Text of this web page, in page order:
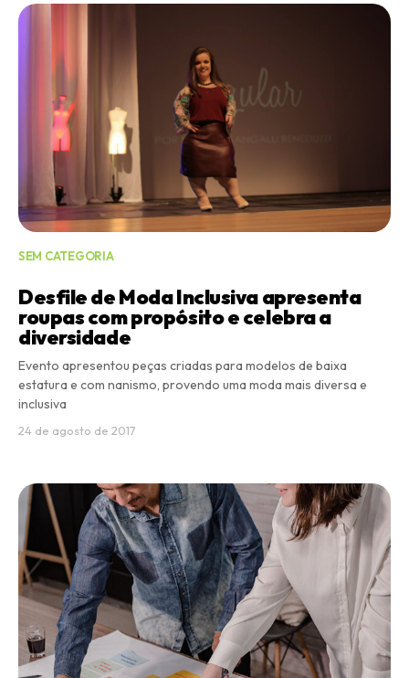
SEM CATEGORIA
Desfile de Moda Inclusiva apresenta
roupas com propósito e celebra a
diversidade
Evento apresentou peças criadas para modelos de baixa
estatura e com nanismo, provendo uma moda mais diversa e
inclusiva
24 de agosto de 2017